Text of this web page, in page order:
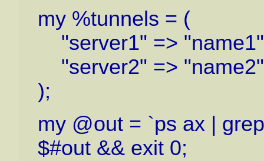
my %tunnels = (
"server1" =>
"server2" => "name2"
);
my @out = `ps ax |
$#out && exit 0;